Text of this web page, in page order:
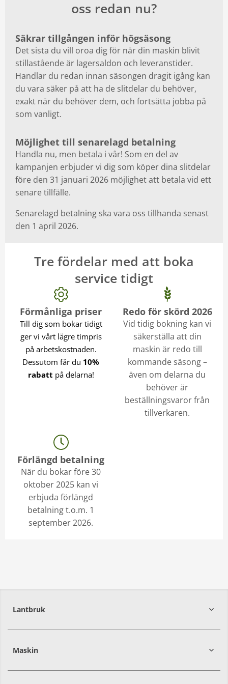
Plönninge 538
305 61 Harplinge
035-15 60 70
Öppettider och kontakt
Visa vägen
Swedish Agro Skara
532 40 Skara
0511-255 50
Öppettider och kontakt
Visa vägen
Swedish Agro Skänninge
Idrottsvägen 5
596 34Skänninge
Swedish Agro Säffle
Industrigatan 15
661 33Säffle
0511- 255 50
Öppettider och kontakt
Visa vägen
Östra Sönnarslöv
Traktorservice
Öppettider och kontakt
oss redan nu?
Säkrar tillgången inför högsäsong
Det sista du vill oroa dig för när din maskin blivit
stillastående är lagersaldon och leveranstider.
Handlar du redan innan säsongen dragit igång kan
du vara säker på att ha de slitdelar du behöver,
exakt när du behöver dem, och fortsätta jobba på
som vanligt.
Möjlighet till senarelagd betalning
Handla nu, men betala i vår! Som en del av
kampanjen erbjuder vi dig som köper dina slitdelar
före den 31 januari 2026 möjlighet att betala vid ett
senare tillfälle.
Senarelagd betalning ska vara oss tillhanda senast
den 1 april 2026.
Tre fördelar med att boka
service tidigt
Förmånliga priser
Till dig som bokar tidigt
ger vi vårt lägre timpris
på arbetskostnaden.
Dessutom får du 10%
rabatt på delarna!
Redo för skörd 2026
Vid tidig bokning kan vi
säkerställa att din
maskin är redo till
kommande säsong –
även om delarna du
behöver är
beställningsvaror från
tillverkaren.
Förlängd betalning
När du bokar före 30
oktober 2025 kan vi
erbjuda förlängd
betalning t.o.m. 1
september 2026.
Lantbruk
39239
Maskin